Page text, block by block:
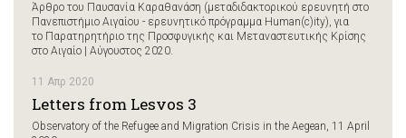
Άρθρο του Παυσανία Καραθανάση (μεταδιδακτορικού ερευνητή στο
Πανεπιστήμιο Αιγαίου - ερευνητικό πρόγραμμα Human(c)ity), για
το Παρατηρητήριο της Προσφυγικής και Μεταναστευτικής Κρίσης
στο Αιγαίο | Αύγουστος 2020.
11 Απρ 2020
Letters from Lesvos 3
Observatory of the Refugee and Migration Crisis in the Aegean, 11 April